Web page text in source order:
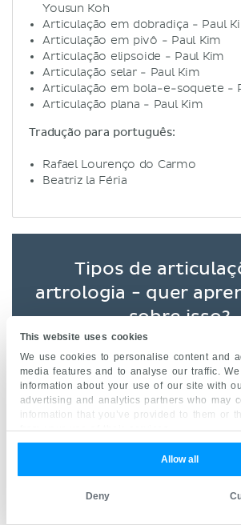
This website uses cookies
We use cookies to personalise content and
media features and to analyse our traffic.
information about your use of our site with
advertising and analytics partners who may
information that you’ve provided to them or
from your use of their services.
Allow all
Deny
Yousun Koh
Articulação em dobradiça - Paul
Articulação em pivô - Paul Kim
Articulação elipsoide - Paul Kim
Articulação selar - Paul Kim
Articulação em bola-e-soquete -
Articulação plana - Paul Kim
Tradução para português:
Rafael Lourenço do Carmo
Beatriz la Féria
Tipos de
artrologia - quer
sobre isso?
As nossas videoaulas
interativos, artigos em
alta qualidade estão
Com quais você prefere